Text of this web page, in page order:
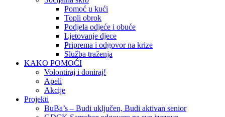
Pomoć u kući
Topli obrok
Podjela odjeće i obuće
Ljetovanje djece
Priprema i odgovor na krize
Služba traženja
KAKO POMOĆI
Volontiraj i doniraj!
Apeli
Akcije
Projekti
BuBa’s – Budi uključen, Budi aktivan senior